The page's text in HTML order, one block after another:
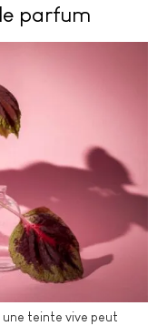
parfum
une teinte vive peut